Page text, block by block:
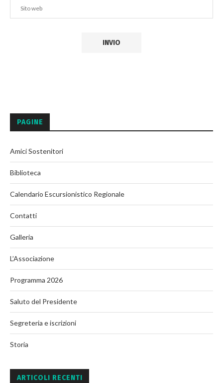
PAGINE
Amici Sostenitori
Biblioteca
Calendario Escursionistico Regionale
Contatti
Galleria
L’Associazione
Programma 2026
Saluto del Presidente
Segreteria e iscrizioni
Storia
ARTICOLI RECENTI